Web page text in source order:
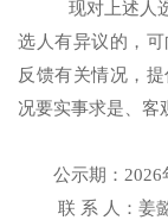
现对上述人
选人有异议的，可
反馈有关情况，
况要实事求是、客
公示期： 2026
联 系 人： 姜